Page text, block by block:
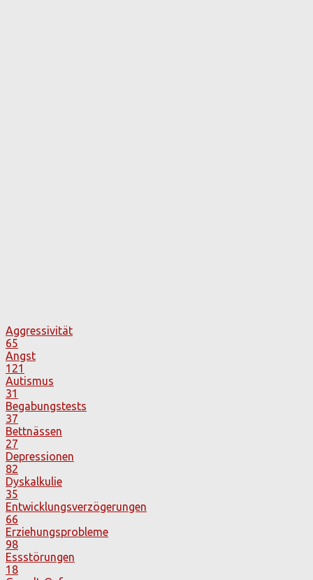
Aggressivität
65
Angst
121
Autismus
31
Begabungstests
37
Bettnässen
27
Depressionen
82
Dyskalkulie
35
Entwicklungsverzögerungen
66
Erziehungsprobleme
98
Essstörungen
18